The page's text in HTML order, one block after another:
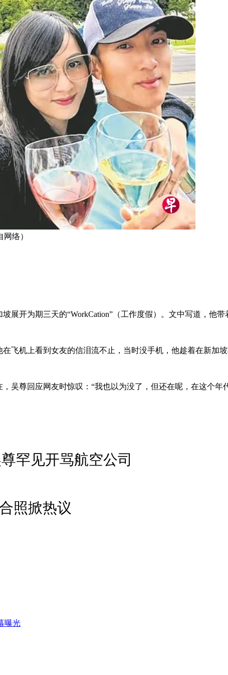
络）
展开为期三天的“WorkCation”（工作度假）。文中写道，他
在飞机上看到女友的信泪流不止，当时没手机，他趁着在新加
吴尊回应网友时惊叹：“我也以为没了，但还在呢，在这个年
罕见开骂航空公司
照掀热议
曝光